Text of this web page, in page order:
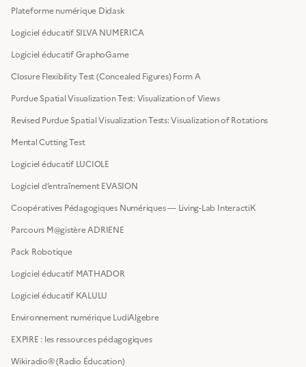
Plateforme numérique Didask
Logiciel éducatif SILVA NUMERICA
Logiciel éducatif GraphoGame
Closure Flexibility Test (Concealed Figures) Form A
Purdue Spatial Visualization Test: Visualization of Views
Revised Purdue Spatial Visualization Tests: Visualization of Rotations
Mental Cutting Test
Logiciel éducatif LUCIOLE
Logiciel d’entraînement EVASION
Coopératives Pédagogiques Numériques — Living-Lab InteractiK
Parcours M@gistère ADRIENE
Pack Robotique
Logiciel éducatif MATHADOR
Logiciel éducatif KALULU
Environnement numérique LudiAlgebre
EXPIRE : les ressources pédagogiques
Wikiradio® (Radio Éducation)